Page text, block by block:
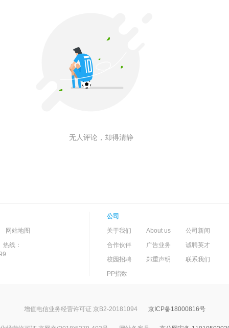
无人评论，却得清静
网站地图
热线：
公司
关于我们
About us
公司新闻
合作伙伴
广告业务
诚聘英才
校园招聘
郑重声明 联系我们
PP指数
增值电信业务经营许可证 京B2-20181094 京ICP备18000816号